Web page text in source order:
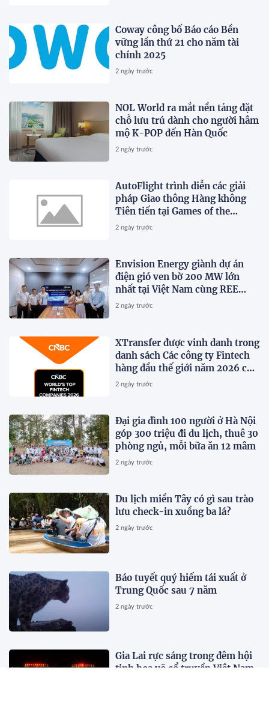
Coway công bố Báo cáo Bền
vững lần thứ 21 cho năm tài
chính 2025
2 ngày trước
NOL World ra mắt nền tảng đặt
chỗ lưu trú dành cho người hâm
mộ K-POP đến Hàn Quốc
2 ngày trước
AutoFlight trình diễn các giải
pháp Giao thông Hàng không
Tiên tiến tại Games of the
Future 2026 ở Astana,
2 ngày trước
Envision Energy giành dự án
điện gió ven bờ 200 MW lớn
nhất tại Việt Nam cùng REE
Energy, củng cố Hệ thống Năng
2 ngày trước
XTransfer được vinh danh trong
danh sách Các công ty Fintech
hàng đầu thế giới năm 2026 của
CNBC
2 ngày trước
Đại gia đình 100 người ở Hà Nội
góp 300 triệu đi du lịch, thuê 30
phòng ngủ, mỗi bữa ăn 12 mâm
2 ngày trước
Du lịch miền Tây có gì sau trào
lưu check-in xuồng ba lá?
2 ngày trước
Báo tuyết quý hiếm tái xuất ở
Trung Quốc sau 7 năm
2 ngày trước
Gia Lai rực sáng trong đêm hội
tinh hoa võ cổ truyền Việt Nam